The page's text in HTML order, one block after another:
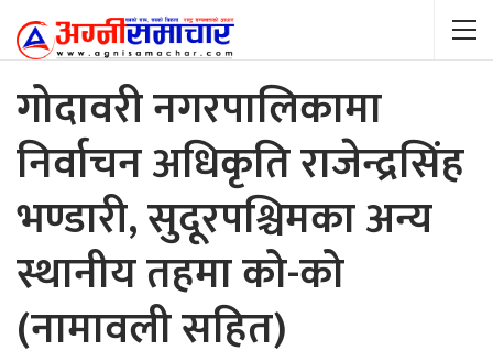
गोदावरी नगरपालिकामा
निर्वाचन अधिकृति राजेन्द्रसिंह
भण्डारी, सुदूरपश्चिमका अन्य
स्थानीय तहमा को-को
(नामावली सहित)